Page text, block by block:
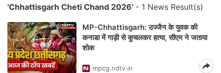
'Chhattisgarh Cheti Chand 2026' - 1 News Result(s)
MP-Chhattisgarh: उज्जैन के युवक की
कनाडा में गाड़ी से कुचलकर हत्या, सीएम ने जताया
शोक
mpcg.ndtv.in